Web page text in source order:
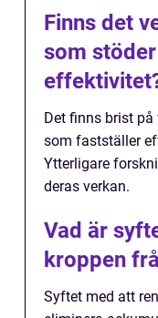
Finns det
som
Det finns brist
som fastställer
Ytterligare
deras verkan.
Vad är
kroppen
Syftet med att